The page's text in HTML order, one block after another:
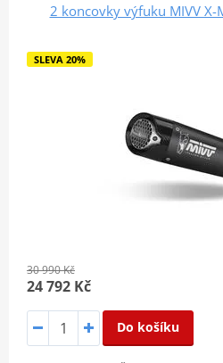
2 koncovky výfuku MIVV X-
SLEVA 20%
30 990 Kč
24 792 Kč
Do košíku